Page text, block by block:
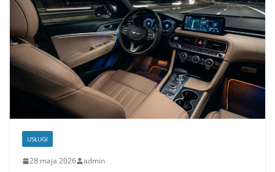
USŁUGI
28 maja 2026 admin